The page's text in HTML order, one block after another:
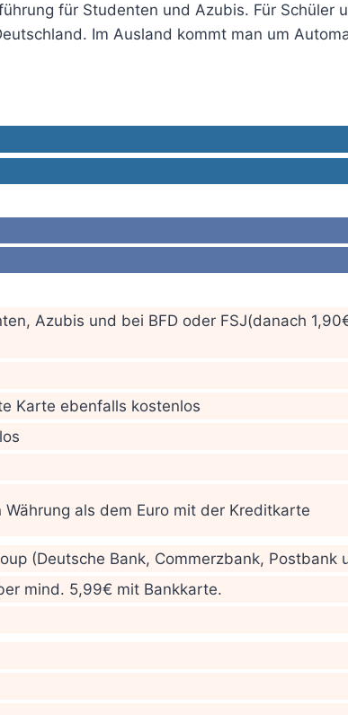
für Studenten und Azubis. Für Schüler
Im Ausland kommt man um
Azubis und bei BFD oder FSJ(danach
Karte ebenfalls kostenlos
als dem Euro mit der Kreditkarte
(Deutsche Bank, Commerzbank, Postbank
mind. 5,99€ mit Bankkarte.